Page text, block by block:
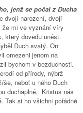
jenž se počal z Ducha
dvojí narození, dvojí
mi ve vyznání víry
který dovedu unést.
Duch svatý. On
omezeni jenom na
bychom v bezduchosti.
od přírody, nýbrž
neboť u něho Duch
duchaplné. Kristus nás
Tak si ho všichni pořádně